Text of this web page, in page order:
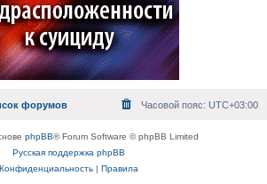
форумов Часовой пояс: UTC+03:00
phpBB® Forum Software © phpBB Limited
Русская поддержка phpBB
Конфиденциальность| Правила